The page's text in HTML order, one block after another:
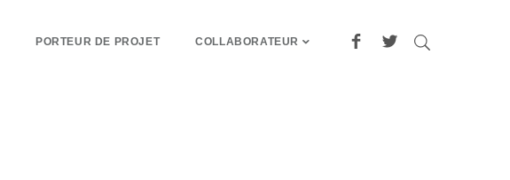
PORTEUR DE PROJET COLLABORATEUR